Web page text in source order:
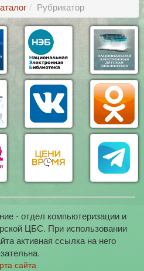
Рубрикатор
- отдел компьютеризации и
ЦБС. При использовании
активная ссылка на него
сайта